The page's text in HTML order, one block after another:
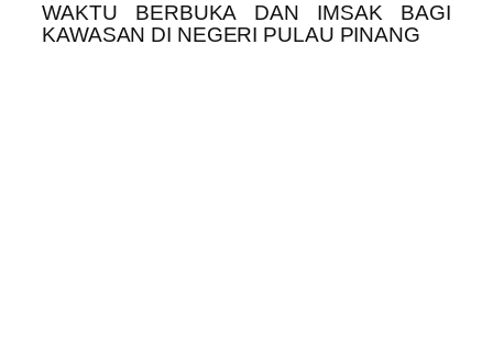
WAKTU BERBUKA DAN IMSAK BAGI
KAWASAN DI NEGERI PULAU PINANG